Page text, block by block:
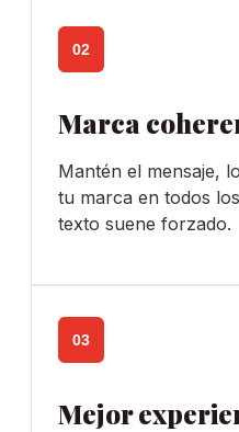
02
Marca
Mantén el mensaje,
tu marca en todos
texto suene forzado.
03
Mejor